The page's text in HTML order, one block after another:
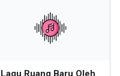
Lagu Ruang Baru Oleh